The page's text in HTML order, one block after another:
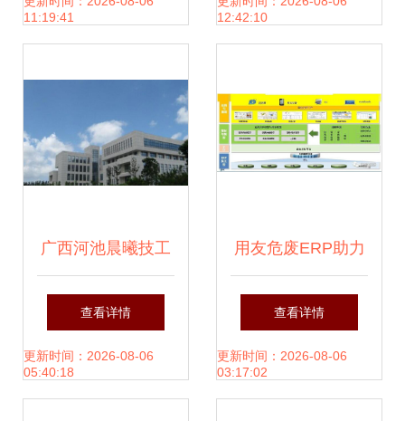
11:19:41
12:42:10
广西河池晨曦技工
学校 培养软件开发
人才的沃土
查看详情
更新时间：2026-08-06
05:40:18
用友危废ERP助力
中国危废处置企业
走向精细化、集团
查看详情
更新时间：2026-08-06
03:17:02